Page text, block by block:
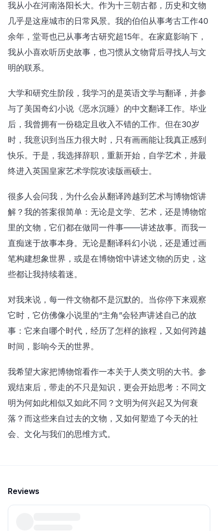
我从小在河南洛阳长大。作为十三朝古都，历史和文物
几乎是这座城市的日常风景。我的伯伯从事考古工作40
余年，堂哥也已从事考古研究超15年。在家庭影响下，
我从小喜欢听历史故事，也习惯从文物背后寻找人与文
明的联系。
大学和研究生阶段，我学习的是英语文学与翻译，并参
与了美国奇幻小说《恶水沉睡》的中文翻译工作。毕业
后，我曾拥有一份稳定且收入不错的工作。但在30岁
时，我意识到当压力很大时，只有画画能让我真正感到
快乐。于是，我选择辞职，重新开始，自学艺术，并最
终进入英国皇家艺术学院攻读版画硕士。
很多人会问我，为什么会从翻译跨越到艺术与博物馆讲
解？我的答案很简单：无论是文学、艺术，还是博物馆
里的文物，它们都在做同一件事——讲述故事。而我一
直痴迷于故事本身。无论是翻译科幻小说，还是通过画
笔构建想象世界，或是在博物馆中讲述文物的历史，这
些都让我持续着迷。
对我来说，每一件文物都不是沉默的。当你停下来观察
它时，它仿佛像小说里的“主角”会轻声讲述自己的故
事：它来自哪个时代，经历了怎样的旅程，又如何跨越
时间，影响今天的世界。
我希望大家把博物馆看作一本关于人类文明的大书。参
观结束后，带走的不只是知识，更会开始思考：不同文
明为何如此相似又如此不同？文明为何兴起又为何衰
落？而这些来自过去的文物，又如何塑造了今天的社
会、文化与我们的思维方式。
Reviews